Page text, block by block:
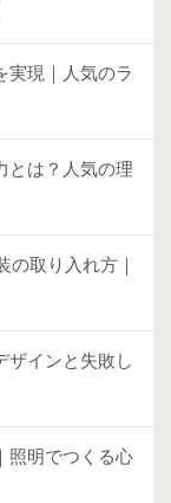
実現｜人気のラ
とは？人気の理
の取り入れ方｜
ザインと失敗し
照明でつくる心